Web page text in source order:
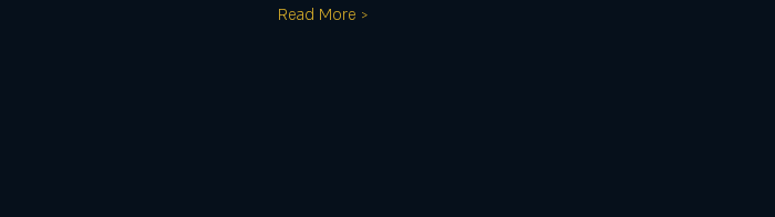
Read More >